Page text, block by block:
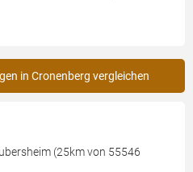
in Cronenberg vergleichen
(25km von 55546